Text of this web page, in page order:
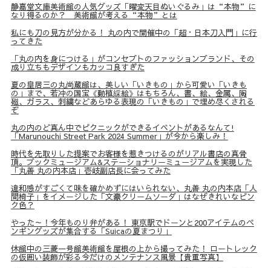
静嘉堂文庫美術館の人気グッズ「曜変天目ぬいぐるみ」は“本物”に
なり得るのか？ 美術館が考える“本物”とは
私にも刀の見方が分かる！ 丸の内で開催中の「超・日本刀入門」に行
ってきた
「丸の内を身につける」がコンセプトのファッションブランド、その
成り立ちもデザインもカッコ良すぎた
夏の皇居三の丸尚蔵館は、美しい「いきもの」から可愛い「いきも
の」まで、若冲の国宝《動植綵絵》はもちろん、書、絵、金属、陶
磁、ガラス、刺繍などあらゆる表現の「いきもの」で埋め尽くされる
ぞ
丸の内のど真ん中でピクニックができるイベントがあるなんて!
「Marunouchi Street Park 2024 Summer」が今から楽しみ！
時代を先取りした提案でお客様を惹きつけるのがリアル書店の真骨
頂。ブックミュージアム&ステーショナリーミュージアムを実現した
「丸善 丸の内本店」壱岐副店長に会ってみた
違和感がすごくて味を確かめずにはいられない、丸善 丸の内本店「人
間椅子」をイメージした「文豪クリームソーダ」はなぜきれいなピン
ク色？
やった～！今年ものり弁がある！ 東京駅でドーンと200アイテムのペ
ンギングッズが集合する「Suicaの夏まつり」
休館中の三菱一号館美術館を屋根の上から撮ってみた！ ロートレック
の仮囲い装飾が彩る今だけのメンテナンス風景【貴重写真】